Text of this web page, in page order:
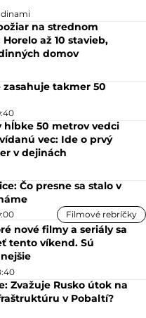
na strednom
až 10 stavieb,
domov
zasahuje takmer 50
hĺbke 50 metrov vedci
vec: Ide o prvý
v dejinách
Čo presne sa stalo v
Filmové rebríčky
nové filmy a seriály sa
tento víkend. Sú
Zvažuje Rusko útok na
v Pobaltí?